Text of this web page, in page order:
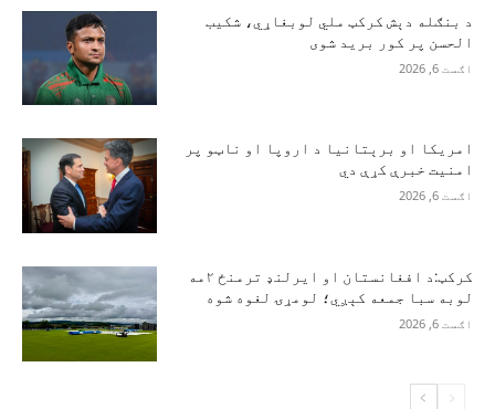
د بنګله دېش کرکټ ملي لوبغاړي، شکیب
الحسن پر کور برید شوی
اګست 6, 2026
امریکا او برېتانیا د اروپا او ناټو پر
امنیت خبرې کړې دي
اګست 6, 2026
کرکټ:د افغانستان او ایرلنډ ترمنځ ۲مه
لوبه سبا جمعه کېږي؛ لومړۍ لغوه شوه
اګست 6, 2026